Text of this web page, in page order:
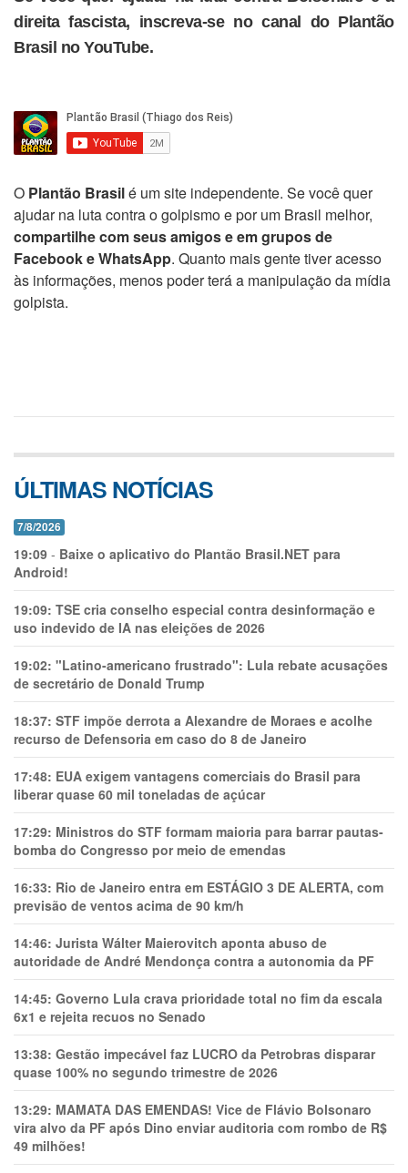
direita fascista, inscreva-se no canal do Plantão
Brasil no YouTube.
O Plantão Brasilé um site independente. Se você quer
ajudar na luta contra o golpismo e por um Brasil melhor,
compartilhe com seus amigos e em grupos de
Facebook e WhatsApp. Quanto mais gente tiver acesso
às informações, menos poder terá a manipulação da mídia
golpista.
ÚLTIMAS NOTÍCIAS
7/8/2026
19:09 - Baixe o aplicativo do Plantão Brasil.NET para
Android!
19:09: TSE cria conselho especial contra desinformação e
uso indevido de IA nas eleições de 2026
19:02: "Latino-americano frustrado": Lula rebate acusações
de secretário de Donald Trump
18:37: STF impõe derrota a Alexandre de Moraes e acolhe
recurso de Defensoria em caso do 8 de Janeiro
17:48: EUA exigem vantagens comerciais do Brasil para
liberar quase 60 mil toneladas de açúcar
17:29: Ministros do STF formam maioria para barrar pautas-
bomba do Congresso por meio de emendas
16:33: Rio de Janeiro entra em ESTÁGIO 3 DE ALERTA, com
previsão de ventos acima de 90 km/h
14:46: Jurista Wálter Maierovitch aponta abuso de
autoridade de André Mendonça contra a autonomia da PF
14:45: Governo Lula crava prioridade total no fim da escala
6x1 e rejeita recuos no Senado
13:38: Gestão impecável faz LUCRO da Petrobras disparar
quase 100% no segundo trimestre de 2026
13:29: MAMATA DAS EMENDAS! Vice de Flávio Bolsonaro
vira alvo da PF após Dino enviar auditoria com rombo de R$
49 milhões!